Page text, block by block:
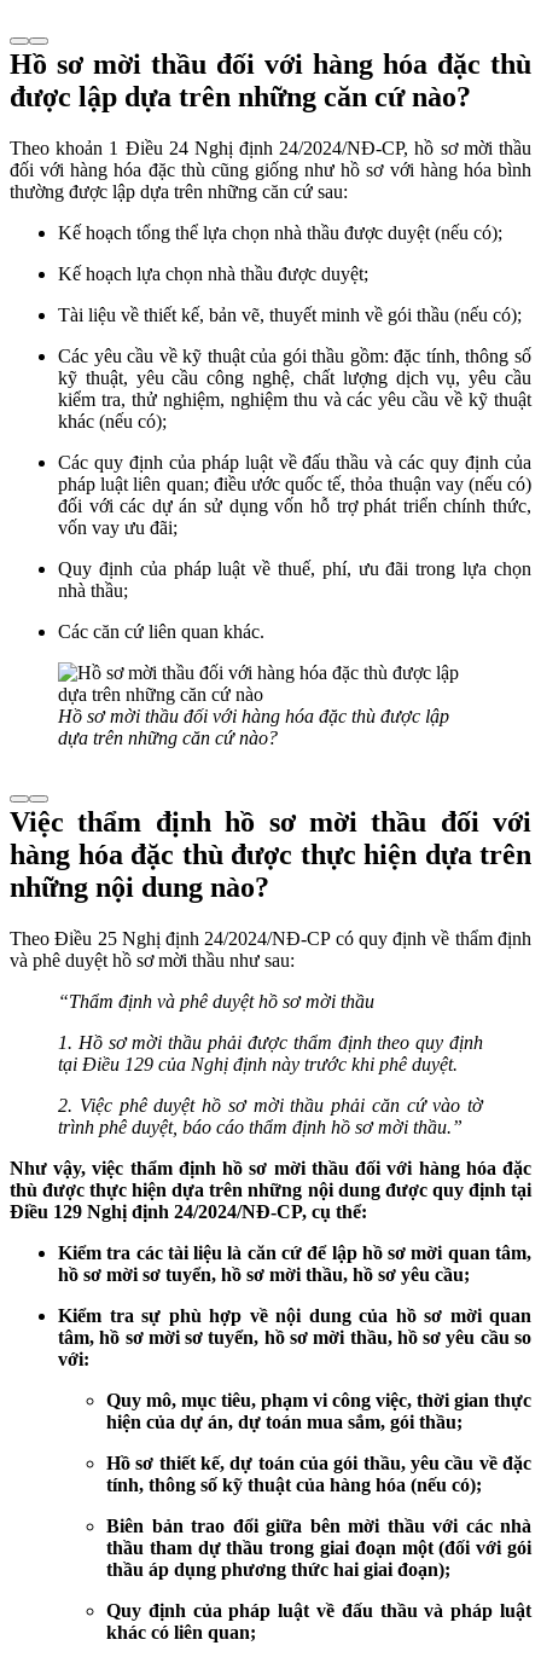
Hồ sơ mời thầu đối với hàng hóa đặc thù
được lập dựa trên những căn cứ nào?
Theo khoản 1 Điều 24 Nghị định 24/2024/NĐ-CP, hồ sơ mời thầu
đối với hàng hóa đặc thù cũng giống như hồ sơ với hàng hóa bình
thường được lập dựa trên những căn cứ sau:
Kế hoạch tổng thể lựa chọn nhà thầu được duyệt (nếu có);
Kế hoạch lựa chọn nhà thầu được duyệt;
Tài liệu về thiết kế, bản vẽ, thuyết minh về gói thầu (nếu có);
Các yêu cầu về kỹ thuật của gói thầu gồm: đặc tính, thông số
kỹ thuật, yêu cầu công nghệ, chất lượng dịch vụ, yêu cầu
kiểm tra, thử nghiệm, nghiệm thu và các yêu cầu về kỹ thuật
khác (nếu có);
Các quy định của pháp luật về đấu thầu và các quy định của
pháp luật liên quan; điều ước quốc tế, thỏa thuận vay (nếu có)
đối với các dự án sử dụng vốn hỗ trợ phát triển chính thức,
vốn vay ưu đãi;
Quy định của pháp luật về thuế, phí, ưu đãi trong lựa chọn
nhà thầu;
Các căn cứ liên quan khác.
Hồ sơ mời thầu đối với hàng hóa đặc thù được lập
dựa trên những căn cứ nào?
Việc thẩm định hồ sơ mời thầu đối với
hàng hóa đặc thù được thực hiện dựa trên
những nội dung nào?
Theo Điều 25 Nghị định 24/2024/NĐ-CP có quy định về thẩm định
và phê duyệt hồ sơ mời thầu như sau:
“Thẩm định và phê duyệt hồ sơ mời thầu
1. Hồ sơ mời thầu phải được thẩm định theo quy định
tại Điều 129 của Nghị định này trước khi phê duyệt.
2. Việc phê duyệt hồ sơ mời thầu phải căn cứ vào tờ
trình phê duyệt, báo cáo thẩm định hồ sơ mời thầu.”
Như vậy, việc thẩm định hồ sơ mời thầu đối với hàng hóa đặc
thù được thực hiện dựa trên những nội dung được quy định tại
Điều 129 Nghị định 24/2024/NĐ-CP, cụ thể:
Kiểm tra các tài liệu là căn cứ để lập hồ sơ mời quan tâm,
hồ sơ mời sơ tuyển, hồ sơ mời thầu, hồ sơ yêu cầu;
Kiểm tra sự phù hợp về nội dung của hồ sơ mời quan
tâm, hồ sơ mời sơ tuyển, hồ sơ mời thầu, hồ sơ yêu cầu so
với:
Quy mô, mục tiêu, phạm vi công việc, thời gian thực
hiện của dự án, dự toán mua sắm, gói thầu;
Hồ sơ thiết kế, dự toán của gói thầu, yêu cầu về đặc
tính, thông số kỹ thuật của hàng hóa (nếu có);
Biên bản trao đổi giữa bên mời thầu với các nhà
thầu tham dự thầu trong giai đoạn một (đối với gói
thầu áp dụng phương thức hai giai đoạn);
Quy định của pháp luật về đấu thầu và pháp luật
khác có liên quan;